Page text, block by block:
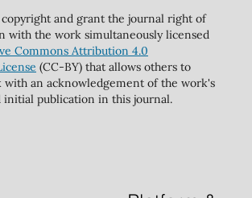
and grant the journal right of
with the work simultaneously licensed
Commons Attribution 4.0
(CC-BY) that allows others to
with an acknowledgement of the work's
initial publication in this journal.